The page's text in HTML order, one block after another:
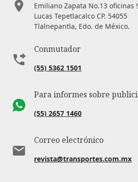
Emiliano Zapata No.13 oficinas
Lucas Tepetlacalco CP. 54055
Tlalnepantla, Edo. de México.
Conmutador
(55) 5362 1501
Para informes sobre
(55) 2657 1460
Correo electrónico
revista@transportes.com.mx